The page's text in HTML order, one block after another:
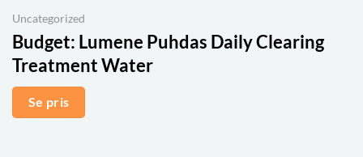
Uncategorized
Budget: Lumene Puhdas Daily Clearing
Treatment Water
Se pris